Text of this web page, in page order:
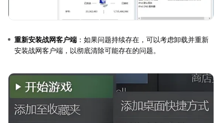
重新安装战网客户端 ：如果问题持续存在，可以考虑卸载并重新
安装战网客户端，以彻底清除可能存在的问题。